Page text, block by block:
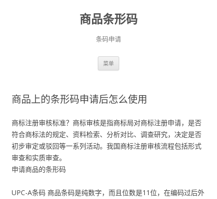
商品条形码
条码申请
菜单
商品上的条形码申请后怎么使用
商标注册审核标准？商标审核是指商标局对商标注册申请，是否
符合商标法的规定、资料检索、分析对比、调查研究，决定是否
初步审定或驳回等一系列活动。我国商标注册审核流程包括形式
审查和实质审查。
申请商品的条形码
UPC-A条码 商品条码是纯数字，而且位数是11位，在编码过后外